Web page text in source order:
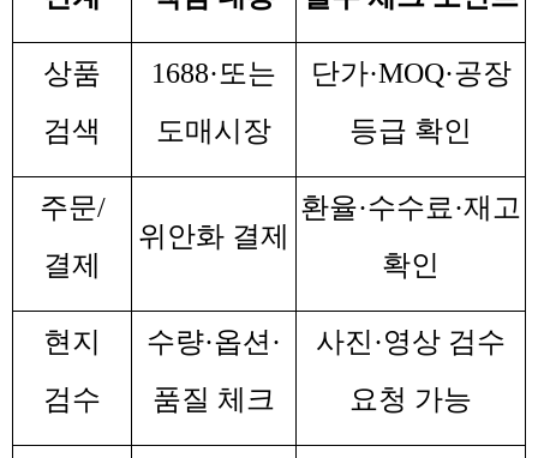
상품
검색
1688·또는
도매시장
단가·MOQ·공장
등급 확인
주문/
결제
위안화 결제
환율·수수료 ·재고
확인
현지
검수
수량·옵션·
품질 체크
사진·영상 검수
요청 가능